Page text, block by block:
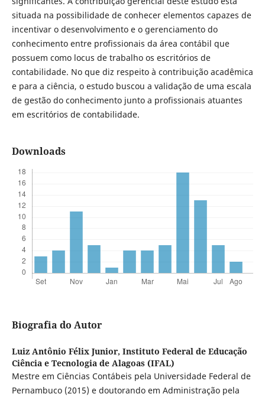
situada na possibilidade de conhecer elementos capazes de
incentivar o desenvolvimento e o gerenciamento do
conhecimento entre profissionais da área contábil que
possuem como locus de trabalho os escritórios de
contabilidade. No que diz respeito à contribuição acadêmica
e para a ciência, o estudo buscou a validação de uma escala
de gestão do conhecimento junto a profissionais atuantes
em escritórios de contabilidade.
Downloads
Biografia do Autor
Luiz Antônio Félix Junior, Instituto Federal de Educação
Ciência e Tecnologia de Alagoas (IFAL)
Mestre em Ciências Contábeis pela Universidade Federal de
Pernambuco (2015) e doutorando em Administração pela